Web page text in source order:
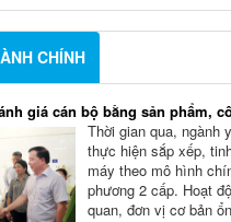
CHÍNH
giá cán bộ bằng sản phẩm,
Thời gian qua, ngành
thực hiện sắp xếp,
máy theo mô hình
phương 2 cấp. Hoạt
quan, đơn vị cơ bản